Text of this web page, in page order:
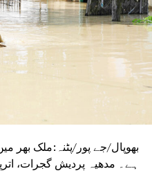
بھوپال/جے پور/پٹنہ:ملک بھر